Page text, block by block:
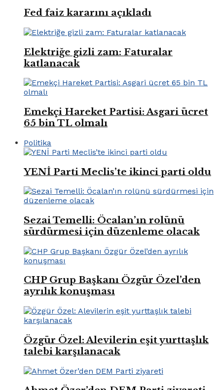
Fed faiz kararını açıkladı
Elektriğe gizli zam: Faturalar
katlanacak
Emekçi Hareket Partisi: Asgari ücret
65 bin TL olmalı
Politika
YENİ Parti Meclis’te ikinci parti oldu
Sezai Temelli: Öcalan’ın rolünü
sürdürmesi için düzenleme olacak
CHP Grup Başkanı Özgür Özel’den
ayrılık konuşması
Özgür Özel: Alevilerin eşit yurttaşlık
talebi karşılanacak